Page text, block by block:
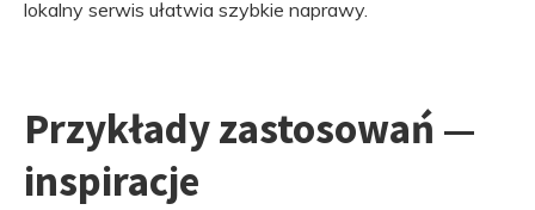
lokalny serwis ułatwia szybkie naprawy.
Przykłady zastosowań —
inspiracje